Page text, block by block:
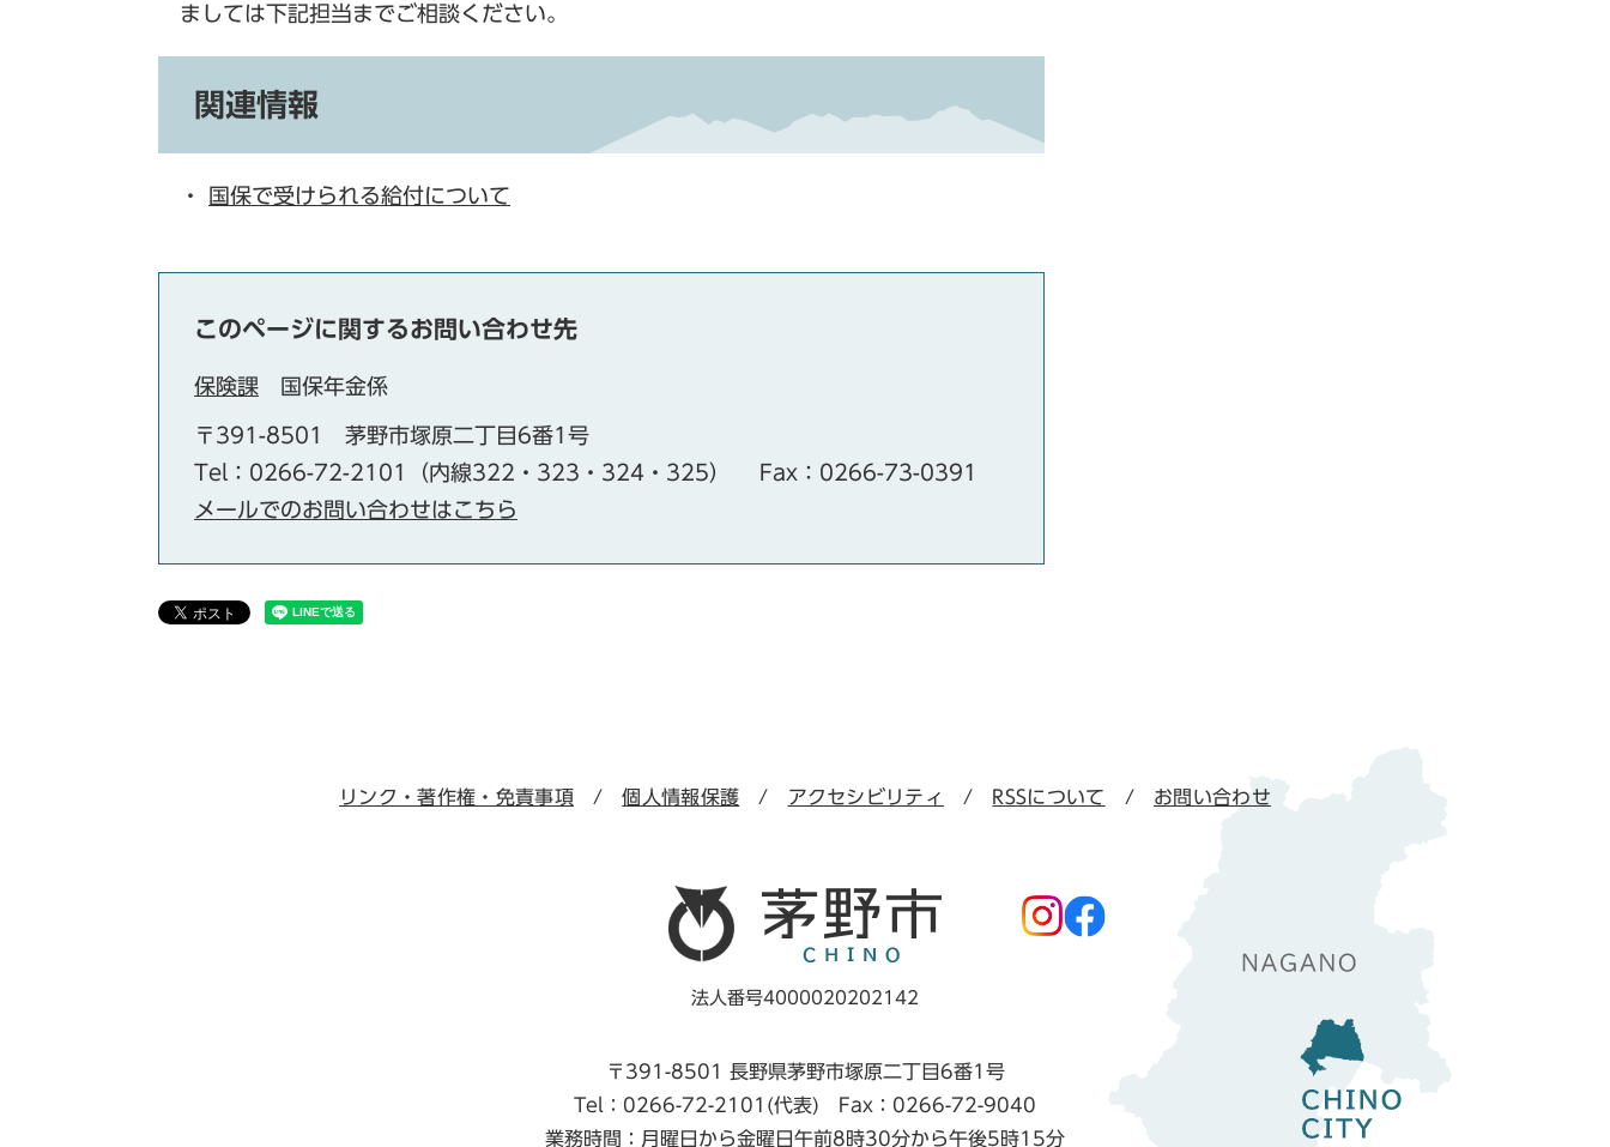
ましては下記担当までご相談ください。
関連情報
・ 国保で受けられる給付について
このページに関するお問い合わせ先
保険課 国保年金係
〒391-8501
茅野市塚原二丁目6番1号
Tel：0266-72-2101（内線322・323・324・325）
Fax：0266-73-0391
メールでのお問い合わせはこちら
リンク・著作権・免責事項 個人情報保護 アクセシビリティ RSSについて お問い合わせ
法人番号4000020202142
〒391-8501 長野県茅野市塚原二丁目6番1号
Tel：0266-72-2101(代表) Fax：0266-72-9040
業務時間：月曜日から金曜日午前8時30分から午後5時15分